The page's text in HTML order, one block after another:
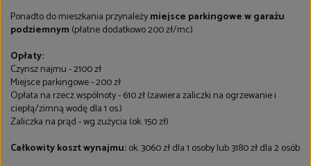
Ponadto do mieszkania przynależymiejsce parkingowe w garażu
podziemnym (płatne dodatkowo 200 zł/mc).
Opłaty:
Czynsz najmu - 2100 zł
Miejsce parkingowe - 200 zł
Opłata na rzecz wspólnoty - 610 zł (zawiera zaliczki na ogrzewanie i
ciepłą/zimną wodę dla 1 os.)
Zaliczka na prąd - wg zużycia (ok. 150 zł)
Całkowity koszt wynajmu:ok. 3060 zł dla 1 osoby lub 3180 zł dla 2 osób